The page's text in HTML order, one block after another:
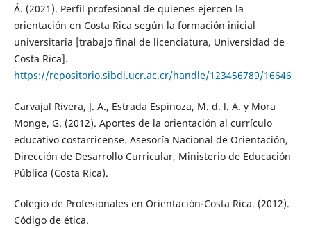
Á. (2021). Perfil profesional de quienes ejercen la
orientación en Costa Rica según la formación inicial
universitaria [trabajo final de licenciatura, Universidad de
Costa Rica].
https://repositorio.sibdi.ucr.ac.cr/handle/123456789/16646
Carvajal Rivera, J. A., Estrada Espinoza, M. d. l. A. y Mora
Monge, G. (2012). Aportes de la orientación al currículo
educativo costarricense. Asesoría Nacional de Orientación,
Dirección de Desarrollo Curricular, Ministerio de Educación
Pública (Costa Rica).
Colegio de Profesionales en Orientación-Costa Rica. (2012).
Código de ética.